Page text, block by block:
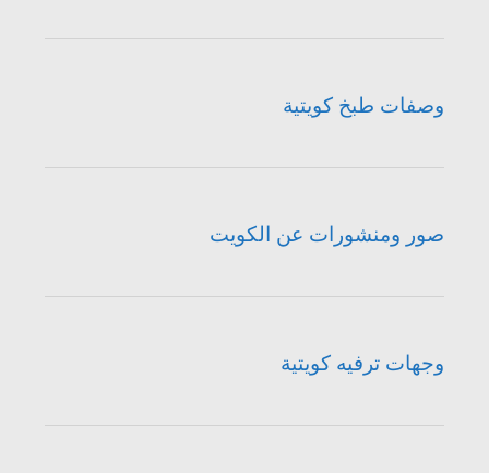
وصفات طبخ كويتية
صور ومنشورات عن الكويت
وجهات ترفيه كويتية